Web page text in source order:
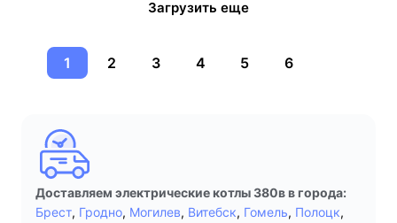
Загрузить еще
1 2 3 4 5 6
Доставляем электрические котлы 380в в города:
Брест, Гродно, Могилев, Витебск, Гомель, Полоцк,